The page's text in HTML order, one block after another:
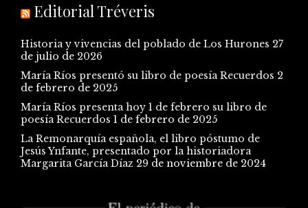
Editorial Tréveris
Historia y vivencias del poblado de Los Hurones 27
de julio de 2026
María Ríos presentó su libro de poesía Recuerdos 2
de febrero de 2025
María Ríos presenta hoy 1 de febrero su libro de
poesía Recuerdos 1 de febrero de 2025
La Remonarquía española, el libro póstumo de
Jesús Ynfante, presentado por la historiadora
Margarita García Díaz 29 de noviembre de 2024